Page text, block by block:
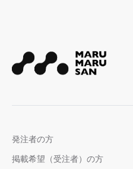
発注者の方
掲載希望（受注者）の方